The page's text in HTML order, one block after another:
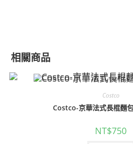
相關商品
Costco
Costco-京華法式長棍麵
NT$750